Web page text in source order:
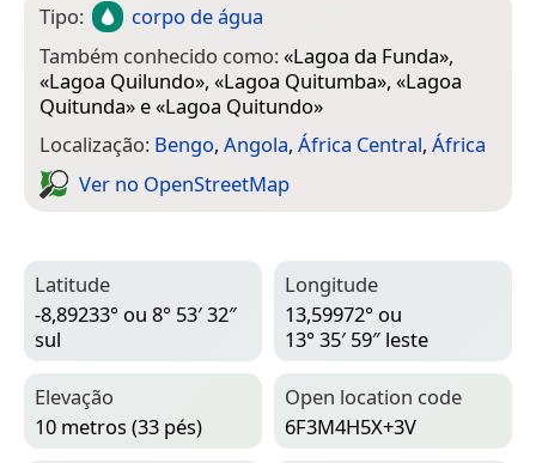
Tipo:
corpo de água
Também conhecido como:«Lagoa da Funda»,
«Lagoa Quilundo», «Lagoa Quitumba», «Lagoa
Quitunda» e «Lagoa Quitundo»
Localização: Bengo, Angola, África Central, África
Ver no Open­Street­Map
Latitude
-8,89233° ou 8° 53′ 32″
sul
Longitude
13,59972° ou
13° 35′ 59″ leste
Elevação
10 metros (33 pés)
Open location code
6F3M4H5X+3V